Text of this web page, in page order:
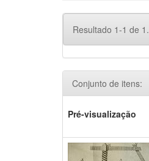
Resultado 1-1 de 1.
Conjunto de itens:
Pré-visualização